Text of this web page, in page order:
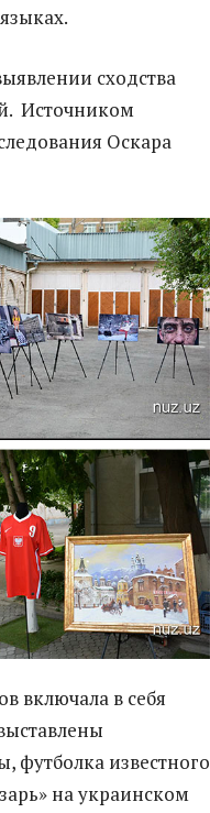
сходства
Источником
Оскара
включала в себя
футболка известного
на украинском